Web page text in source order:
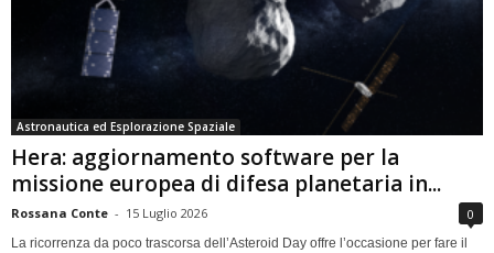
Astronautica ed Esplorazione Spaziale
Hera: aggiornamento software per la
missione europea di difesa planetaria in...
Rossana Conte - 15 Luglio 2026 0
La ricorrenza da poco trascorsa dell’Asteroid Day offre l’occasione per fare il